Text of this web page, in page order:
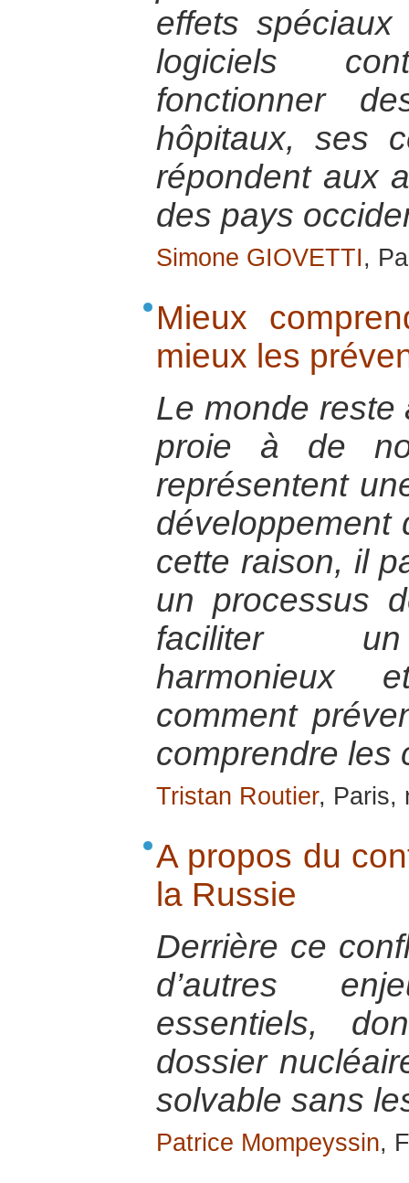
effets
logiciels
fonctionner
hôpitaux, ses
répondent aux
des pays
Simone GIOVETTI,
Mieux
mieux les
Le monde reste
proie à de
représentent
développement
cette raison, il
un processus
faciliter un
harmonieux
comment
comprendre les
Tristan Routier, Paris,
A propos du
la Russie
Derrière ce
d’autres
essentiels,
dossier
solvable sans
Patrice Mompeyssin,